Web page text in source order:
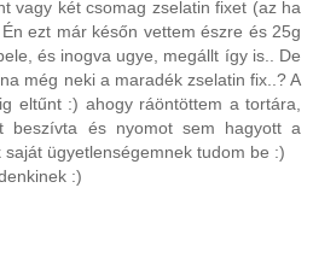
vagy két csomag zselatin fixet (az ha
ezt már későn vettem észre és 25g
és inogva ugye, megállt így is.. De
még neki a maradék zselatin fix..? A
eltűnt :) ahogy ráöntöttem a tortára,
beszívta és nyomot sem hagyott a
ügyetlenségemnek tudom be :)
:)